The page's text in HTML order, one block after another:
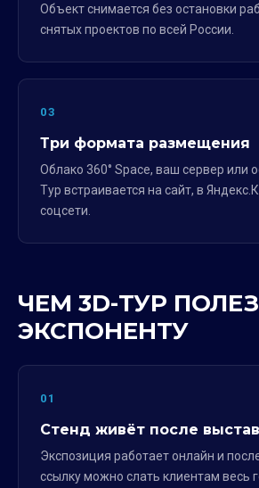
Объект снимается без остановки
снятых проектов по всей России.
03
Три формата размещения
Облако 360° Space, ваш сервер или
Тур встраивается на сайт, в
соцсети.
ЧЕМ 3D-ТУР
ЭКСПОНЕНТУ
01
Стенд живёт после
Экспозиция работает онлайн и
ссылку можно слать клиентам весь